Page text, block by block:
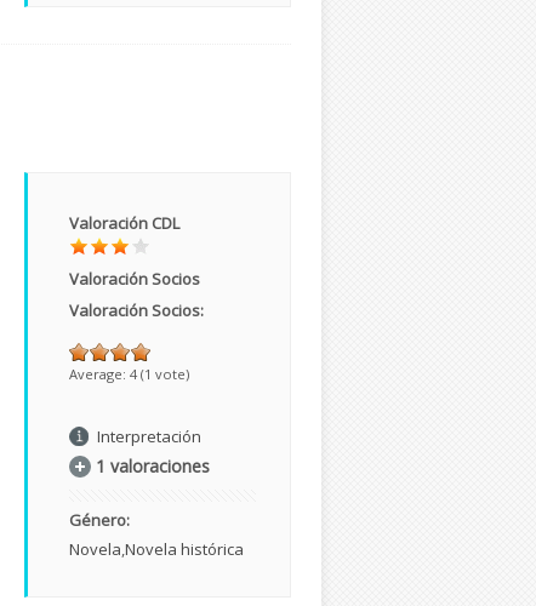
Valoración CDL
Valoración Socios
Valoración Socios:
Average: 4 (1 vote)
Interpretación
1 valoraciones
Género:
Novela Novela histórica